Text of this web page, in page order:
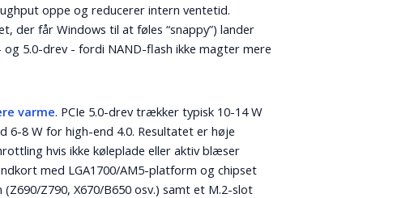
oppe og reducerer intern ventetid.
der får Windows til at føles “snappy”) lander
og 5.0-drev - fordi NAND-flash ikke magter mere
varme. PCIe 5.0-drev trækker typisk 10-14 W
6-8 W for high-end 4.0. Resultatet er høje
hvis ikke køleplade eller aktiv blæser
med LGA1700/AM5-platform og chipset
(Z690/Z790, X670/B650 osv.) samt et M.2-slot